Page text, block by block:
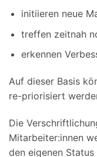
initiieren neue
treffen zeitnah
erkennen
Auf dieser Basis
re-priorisiert
Die
Mitarbeiter:innen
den eigenen